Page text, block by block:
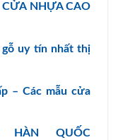
CỬA NHỰA CAO
uy tín nhất thị
– Các mẫu cửa
HÀN QUỐC